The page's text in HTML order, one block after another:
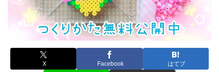
X Facebook はてブ